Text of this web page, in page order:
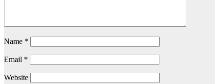
Name *
Email *
Website